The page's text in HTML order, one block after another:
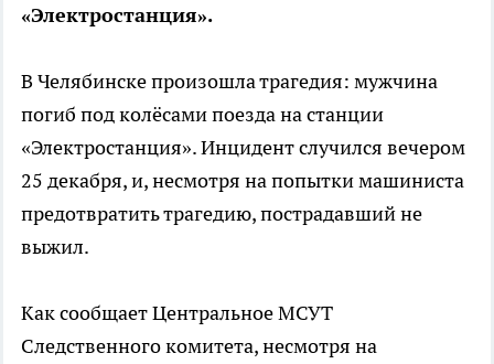
«Электростанция».
В Челябинске произошла трагедия: мужчина
погиб под колёсами поезда на станции
«Электростанция». Инцидент случился вечером
25 декабря, и, несмотря на попытки машиниста
предотвратить трагедию, пострадавший не
выжил.
Как сообщает Центральное МСУТ
Следственного комитета, несмотря на